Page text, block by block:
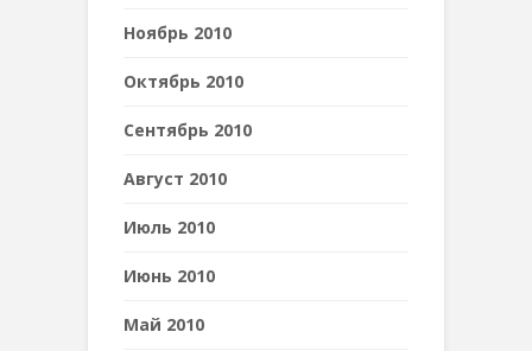
Ноябрь 2010
Октябрь 2010
Сентябрь 2010
Август 2010
Июль 2010
Июнь 2010
Май 2010